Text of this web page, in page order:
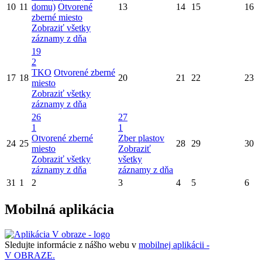
10 11 domu) Otvorené
zberné miesto
Zobraziť všetky
záznamy z dňa
13 14 15 16
17 18
19
2
TKO Otvorené zberné
miesto
Zobraziť všetky
záznamy z dňa
20 21 22 23
24 25
26
1
Otvorené zberné
miesto
Zobraziť všetky
záznamy z dňa
27
1
Zber plastov
Zobraziť
všetky
záznamy z dňa
28 29 30
31 1 2 3 4 5 6
Mobilná aplikácia
Sledujte informácie z nášho webu v mobilnej aplikácii -
V OBRAZE.